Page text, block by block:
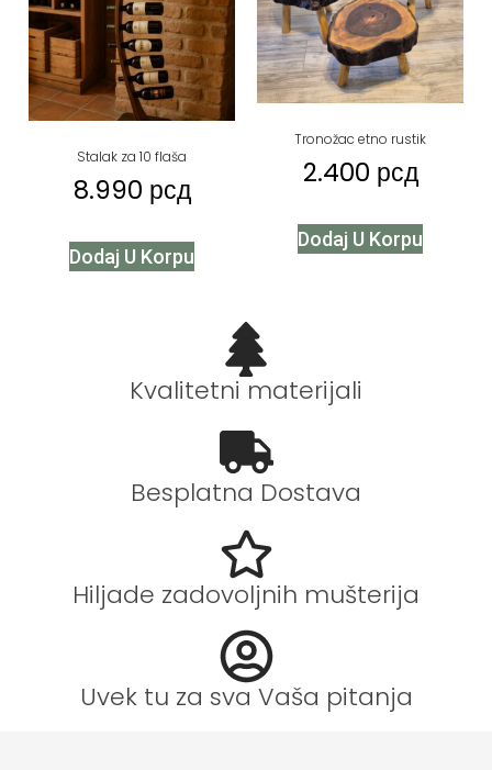
Stalak za 10 flaša
8.990 рсд
Dodaj U Korpu
Tronožac etno rustik
2.400 рсд
Dodaj U Korpu
Kvalitetni materijali
Besplatna Dostava
Hiljade zadovoljnih mušterija
Uvek tu za sva Vaša pitanja